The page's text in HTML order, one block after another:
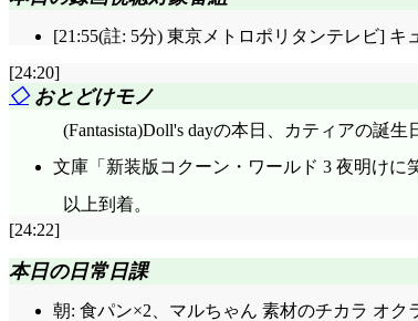
[21:55(註: 5分) 東京メトロポリタンテレビ]
[24:20]
◇おとどけモノ
(Fantasista)Doll's dayの本日、カティアの誕
文庫「新装版コクーン・ワールド 3 夜明けに
以上到着。
[24:22]
本日の日常日課
朝: 食パン×2、マルちゃん 素材のチカラ オク